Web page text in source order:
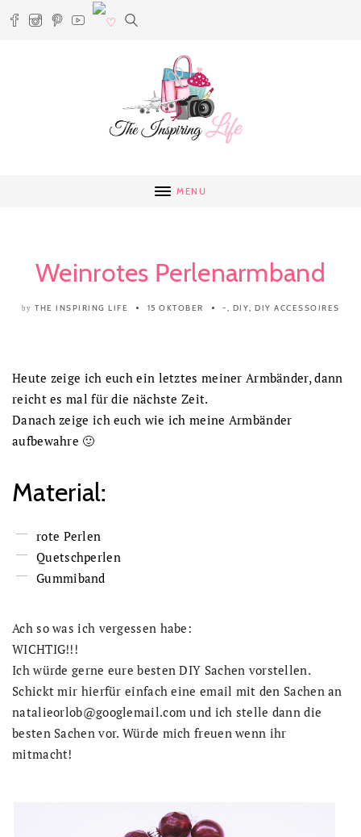
MENU
Weinrotes Perlenarmband
by THE INSPIRING LIFE 15 OKTOBER -, DIY, DIY ACCESSOIRES
Heute zeige ich euch ein letztes meiner Armbänder, dann
reicht es mal für die nächste Zeit.
Danach zeige ich euch wie ich meine Armbänder
aufbewahre 🙂
Material:
rote Perlen
Quetschperlen
Gummiband
Ach so was ich vergessen habe:
WICHTIG!!!
Ich würde gerne eure besten DIY Sachen vorstellen.
Schickt mir hierfür einfach eine email mit den Sachen an
natalieorlob@googlemail.com und ich stelle dann die
besten Sachen vor. Würde mich freuen wenn ihr
mitmacht!